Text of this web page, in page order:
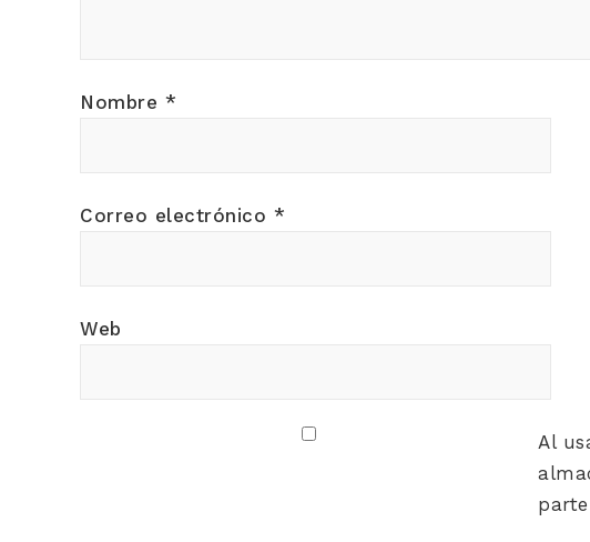
Nombre *
Correo electrónico *
Web
Al